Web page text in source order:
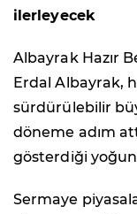
ilerleyecek
Albayrak Hazır
Erdal Albayrak,
sürdürülebilir
döneme adım
gösterdiği
Sermaye